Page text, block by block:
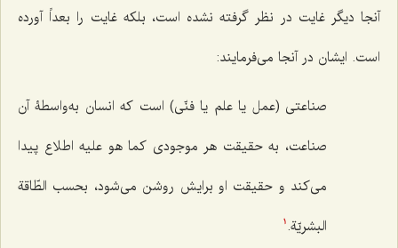
آنجا دیگر غایت در نظر گرفته نشده است، بلکه غایت را بعداً آورده
است. ایشان در آنجا می‌فرمایند:
صناعتی (عمل یا علم یا فنّی) است که انسان به‌واسطۀ آن
صناعت، به حقیقت هر موجودی کما هو علیهاطلاع پیدا
می‌کند و حقیقت او برایش روشن می‌شود، بحسب الطّاقة
البشریّة.
1